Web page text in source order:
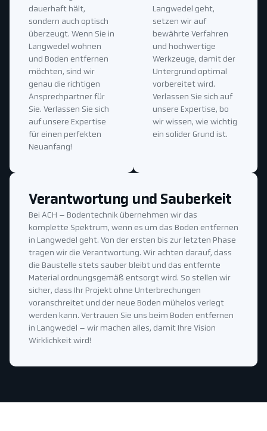
Langwedel geht,
setzen wir auf
bewährte Verfahren
und hochwertige
Werkzeuge, damit der
Untergrund optimal
vorbereitet wird.
Verlassen Sie sich auf
unsere Expertise, bo
wir wissen, wie wichtig
ein solider Grund ist.
dauerhaft hält,
sondern auch optisch
überzeugt. Wenn Sie in
Langwedel wohnen
und Boden entfernen
möchten, sind wir
genau die richtigen
Ansprechpartner für
Sie. Verlassen Sie sich
auf unsere Expertise
für einen perfekten
Neuanfang!
Verantwortung und Sauberkeit
Bei ACH – Bodentechnik übernehmen wir das
komplette Spektrum, wenn es um das Boden entfernen
in Langwedel geht. Von der ersten bis zur letzten Phase
tragen wir die Verantwortung. Wir achten darauf, dass
die Baustelle stets sauber bleibt und das entfernte
Material ordnungsgemäß entsorgt wird. So stellen wir
sicher, dass Ihr Projekt ohne Unterbrechungen
voranschreitet und der neue Boden mühelos verlegt
werden kann. Vertrauen Sie uns beim Boden entfernen
in Langwedel – wir machen alles, damit Ihre Vision
Wirklichkeit wird!